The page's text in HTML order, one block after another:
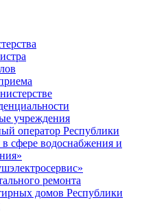
учреждения
оператор Республики
сфере водоснабжения и
ремонта
домов Республики